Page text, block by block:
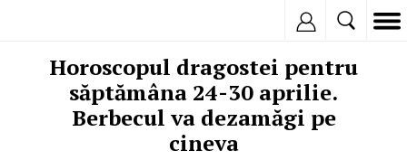
Horoscopul dragostei pentru
săptămâna 24-30 aprilie.
Berbecul va dezamăgi pe
cineva